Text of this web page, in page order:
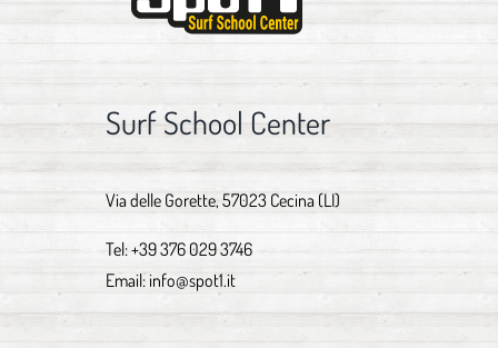
Surf School Center
Via delle Gorette, 57023 Cecina (LI)
Tel:+39 376 029 3746
Email: info@spot1.it